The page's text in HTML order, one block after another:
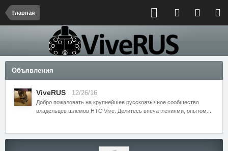
Главная
Объявления
ViveRUS 12/26/16
Добро пожаловать на крупнейшее русскоязычное сообщество
владельцев шлемов HTC Vive. Делитесь впечатлениями, опытом...